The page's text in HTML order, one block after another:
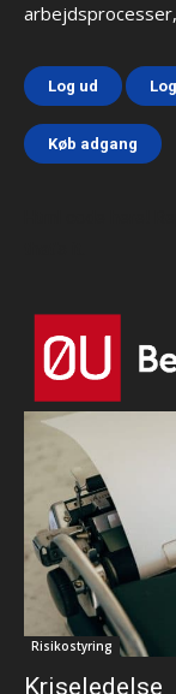
Log ud
Køb adgang
Risikostyring
Kriseledelse